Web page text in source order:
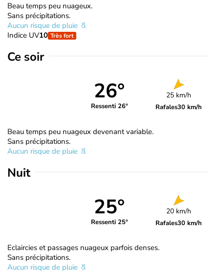
Beau temps peu nuageux.
Sans précipitations.
Aucun risque de pluie
Indice UV10 Très fort
Ce soir
26°
Ressenti 26°
25 km/h
Rafales30 km/h
Beau temps peu nuageux devenant variable.
Sans précipitations.
Aucun risque de pluie
Nuit
25°
Ressenti 25°
20 km/h
Rafales30 km/h
Eclaircies et passages nuageux parfois denses.
Sans précipitations.
Aucun risque de pluie